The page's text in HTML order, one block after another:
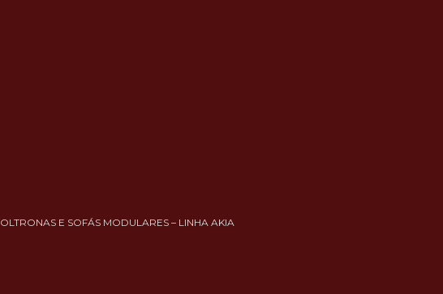
POLTRONAS E SOFÁS MODULARES – LINHA AKIA